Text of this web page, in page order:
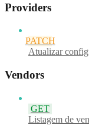
Providers
PATCH
Atualizar
Vendors
GET
Listagem de